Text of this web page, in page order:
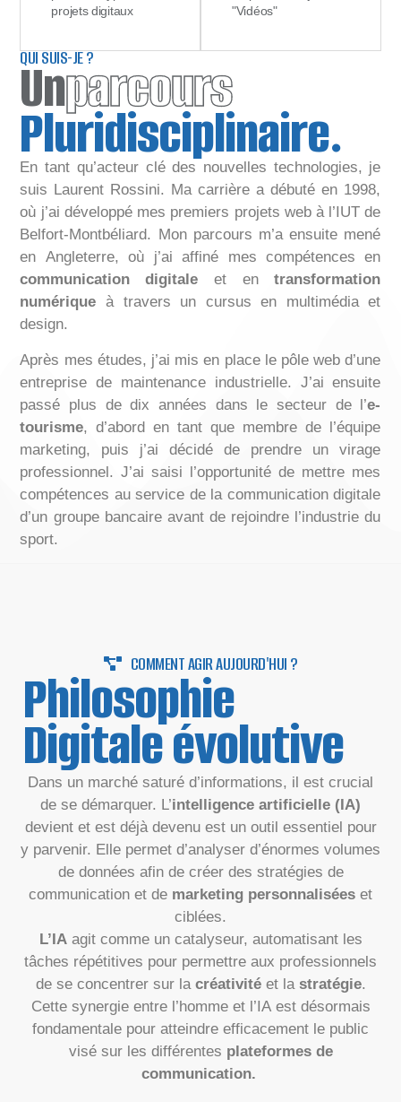
projets digitaux
"Vidéos"
QUI SUIS-JE ?
Unparcours
Pluridisciplinaire.
En tant qu’acteur clé des nouvelles technologies, je
suis Laurent Rossini. Ma carrière a débuté en 1998,
où j’ai développé mes premiers projets web à l’IUT de
Belfort-Montbéliard. Mon parcours m’a ensuite mené
en Angleterre, où j’ai affiné mes compétences en
communication digitale et entransformation
numérique à travers un cursus en multimédia et
design.
Après mes études, j’ai mis en place le pôle web d’une
entreprise de maintenance industrielle. J’ai ensuite
passé plus de dix années dans le secteur de l’e-
tourisme, d’abord en tant que membre de l’équipe
marketing, puis j’ai décidé de prendre un virage
professionnel. J’ai saisi l’opportunité de mettre mes
compétences au service de la communication digitale
d’un groupe bancaire avant de rejoindre l’industrie du
sport.
COMMENT AGIR AUJOURD'HUI ?
Philosophie
Digitale évolutive
Dans un marché saturé d’informations, il est crucial
de se démarquer. L’intelligence artificielle (IA)
devient et est déjà devenu est un outil essentiel pour
y parvenir. Elle permet d’analyser d’énormes volumes
de données afin de créer des stratégies de
communication et de marketing personnalisées et
ciblées.
L’IAagit comme un catalyseur, automatisant les
tâches répétitives pour permettre aux professionnels
de se concentrer sur la créativitéet la stratégie.
Cette synergie entre l’homme et l’IA est désormais
fondamentale pour atteindre efficacement le public
visé sur les différentes plateformes de
communication.